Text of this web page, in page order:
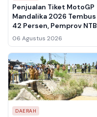
Penjualan Tiket MotoGP
Mandalika 2026 Tembus
42 Persen, Pemprov NTB
Targetkan 150 Ribu
Penonton
06 Agustus 2026
DAERAH